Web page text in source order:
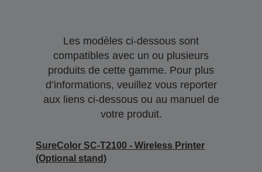
Les modèles ci-dessous sont
compatibles avec un ou plusieurs
produits de cette gamme. Pour plus
d’informations, veuillez vous reporter
aux liens ci-dessous ou au manuel de
votre produit.
SureColor SC-T2100 - Wireless Printer
(Optional stand)